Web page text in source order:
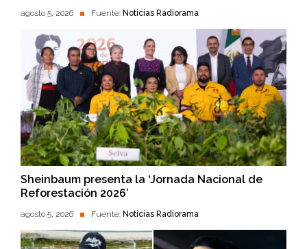
agosto 5, 2026 Fuente: Noticias Radiorama
Sheinbaum presenta la ‘Jornada Nacional de
Reforestación 2026’
agosto 5, 2026 Fuente: Noticias Radiorama